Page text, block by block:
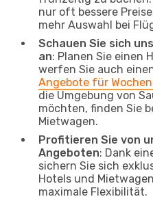
nur oft bessere
mehr Auswahl bei
Schauen Sie sich
an: Planen Sie einen
werfen Sie auch
Angebote für
die Umgebung von
möchten, finden Sie
Mietwagen.
Profitieren Sie von
Angeboten: Dank
sichern Sie sich
Hotels und
maximale Flexibilität.